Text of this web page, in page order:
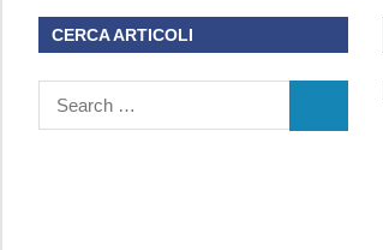
CERCA ARTICOLI